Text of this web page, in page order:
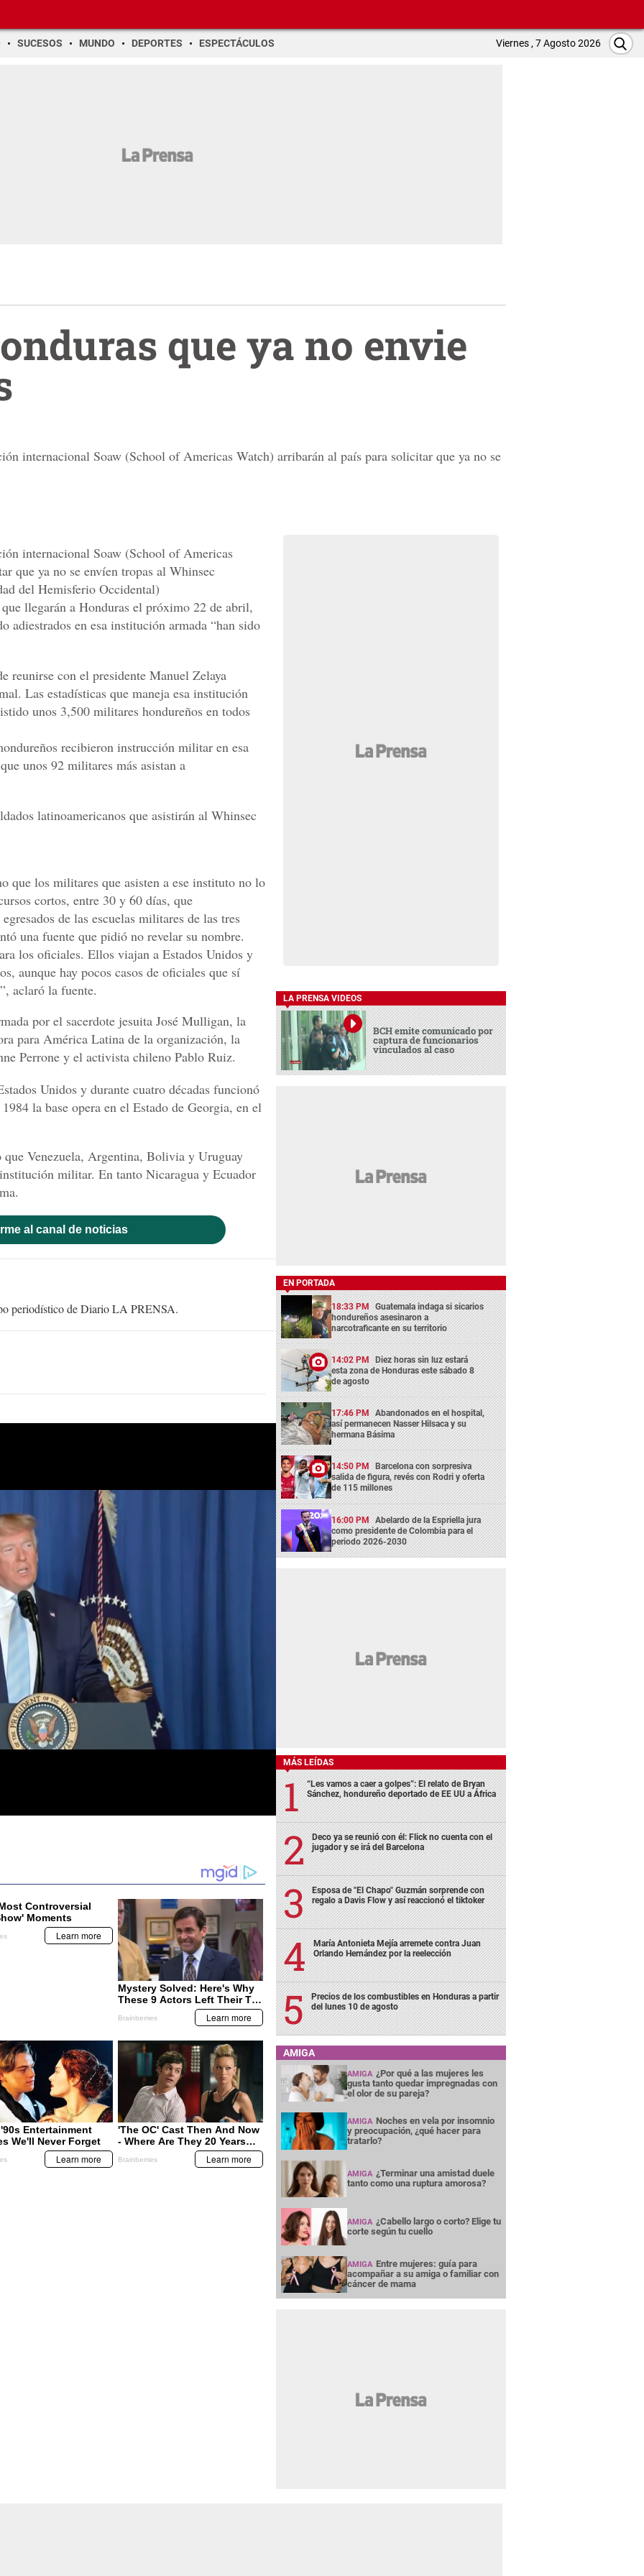
SUCESOS MUNDO DEPORTES ESPECTÁCULOS Viernes , 7 Agosto 2026
que ya no envie
internacional Soaw (School of Americas Watch) arribarán al país para solicitar que ya no se
internacional Soaw (School of Americas
que ya no se envíen tropas al Whinsec
del Hemisferio Occidental)
llegarán a Honduras el próximo 22 de abril,
adiestrados en esa institución armada “han sido
reunirse con el presidente Manuel Zelaya
Las estadísticas que maneja esa institución
unos 3,500 militares hondureños en todos
recibieron instrucción militar en esa
unos 92 militares más asistan a
latinoamericanos que asistirán al Whinsec
que los militares que asisten a ese instituto no lo
cortos, entre 30 y 60 días, que
de las escuelas militares de las tres
una fuente que pidió no revelar su nombre.
los oficiales. Ellos viajan a Estados Unidos y
aunque hay pocos casos de oficiales que sí
aclaró la fuente.
por el sacerdote jesuita José Mulligan, la
para América Latina de la organización, la
Perrone y el activista chileno Pablo Ruiz.
Unidos y durante cuatro décadas funcionó
la base opera en el Estado de Georgia, en el
que Venezuela, Argentina, Bolivia y Uruguay
militar. En tanto Nicaragua y Ecuador
al canal de noticias
periodístico de Diario LA PRENSA.
LA PRENSA VIDEOS
BCH emite comunicado por
captura de funcionarios
vinculados al caso
EN PORTADA
18:33 PM Guatemala indaga si sicarios
hondureños asesinaron a
narcotraficante en su territorio
14:02 PM Diez horas sin luz estará
esta zona de Honduras este sábado 8
de agosto
17:46 PM Abandonados en el hospital,
así permanecen Nasser Hilsaca y su
hermana Básima
14:50 PM Barcelona con sorpresiva
salida de figura, revés con Rodri y oferta
de 115 millones
16:00 PM Abelardo de la Espriella jura
como presidente de Colombia para el
periodo 2026-2030
MÁS LEÍDAS
“Les vamos a caer a golpes”: El relato de Bryan
Sánchez, hondureño deportado de EE UU a África
Deco ya se reunió con él: Flick no cuenta con el
jugador y se irá del Barcelona
Esposa de "El Chapo" Guzmán sorprende con
regalo a Davis Flow y así reaccionó el tiktoker
María Antonieta Mejía arremete contra Juan
Orlando Hernández por la reelección
Precios de los combustibles en Honduras a partir
del lunes 10 de agosto
AMIGA
AMIGA ¿Por qué a las mujeres les
gusta tanto quedar impregnadas con
el olor de su pareja?
AMIGA Noches en vela por insomnio
y preocupación, ¿qué hacer para
tratarlo?
AMIGA ¿Terminar una amistad duele
tanto como una ruptura amorosa?
AMIGA ¿Cabello largo o corto? Elige tu
corte según tu cuello
AMIGA Entre mujeres: guía para
acompañar a su amiga o familiar con
cáncer de mama